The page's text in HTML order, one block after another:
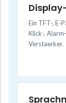
Ein TFT-, E-
Klick-,
Verstaerker.